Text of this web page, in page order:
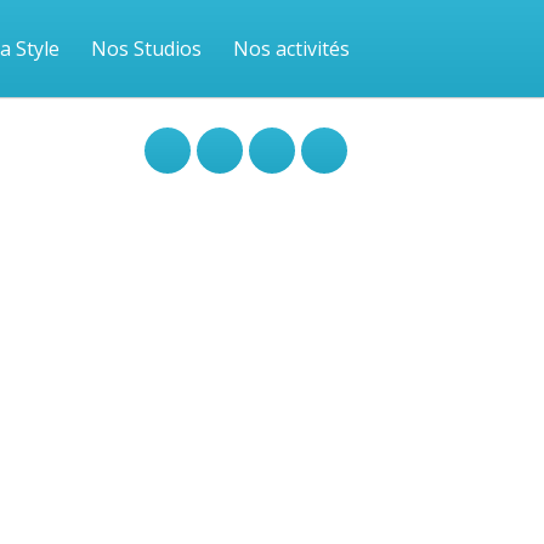
Style Nos Studios Nos activités